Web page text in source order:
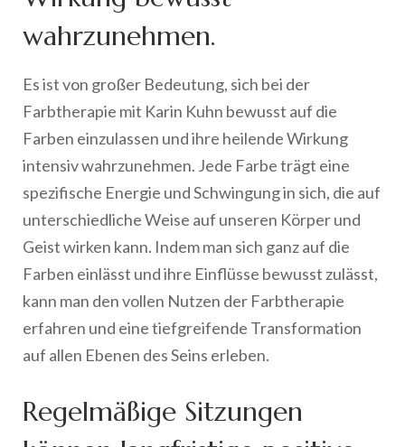
wahrzunehmen.
Es ist von großer Bedeutung, sich bei der
Farbtherapie mit Karin Kuhn bewusst auf die
Farben einzulassen und ihre heilende Wirkung
intensiv wahrzunehmen. Jede Farbe trägt eine
spezifische Energie und Schwingung in sich, die auf
unterschiedliche Weise auf unseren Körper und
Geist wirken kann. Indem man sich ganz auf die
Farben einlässt und ihre Einflüsse bewusst zulässt,
kann man den vollen Nutzen der Farbtherapie
erfahren und eine tiefgreifende Transformation
auf allen Ebenen des Seins erleben.
Regelmäßige Sitzungen